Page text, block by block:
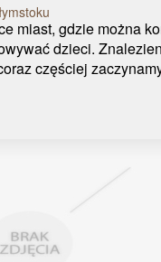
miast, gdzie można
dzieci.
częściej